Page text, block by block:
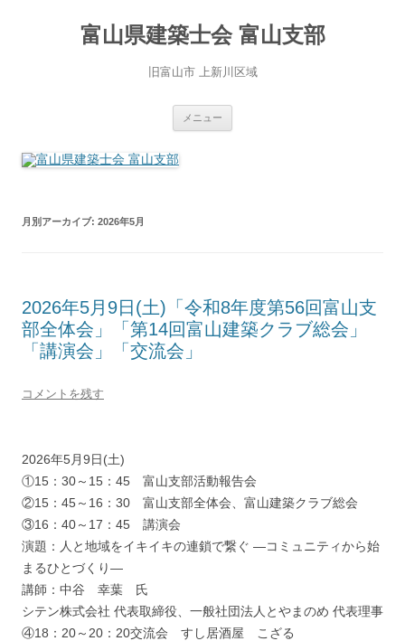
富山県建築士会 富山支部
旧富山市 上新川区域
メニュー
月別アーカイブ: 2026年5月
2026年5月9日(土)「令和8年度第56回富山支
部全体会」「第14回富山建築クラブ総会」
「講演会」「交流会」
コメントを残す
2026年5月9日(土)
①15：30～15：45 富山支部活動報告会
②15：45～16：30 富山支部全体会、富山建築クラブ総会
③16：40～17：45 講演会
演題：人と地域をイキイキの連鎖で繋ぐ ―コミュニティから始
まるひとづくり―
講師：中谷 幸葉 氏
シテン株式会社 代表取締役、一般社団法人とやまのめ 代表理事
④18：20～20：20交流会 すし居酒屋 こざる